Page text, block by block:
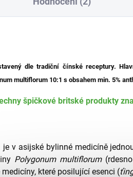
dle tradiční čínské receptury.
multiflorum 10:1 s obsahem min. 5%
špičkové britské produkty
v asijské bylinné medicíně
Polygonum multiflorum
které posilující esenci (